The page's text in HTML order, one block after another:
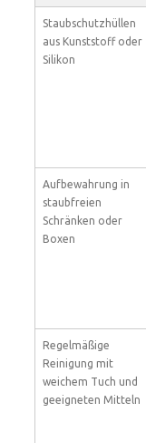
Staubschutzhüllen
aus Kunststoff oder
Silikon
Aufbewahrung in
staubfreien
Schränken oder
Boxen
Regelmäßige
Reinigung mit
weichem Tuch und
geeigneten Mitteln